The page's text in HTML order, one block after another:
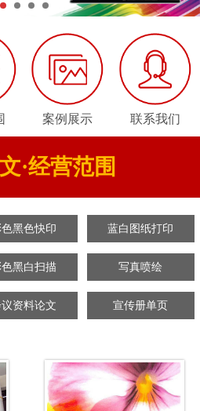
案例展示 联系我们
·经营范围
色黑色快印 蓝白图纸打印
色黑白扫描 写真喷绘
资料论文 宣传册单页